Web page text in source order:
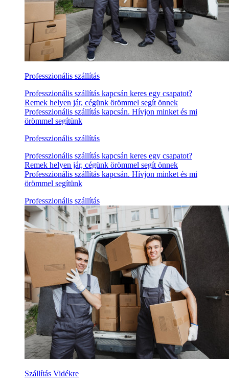
Professzionális szállítás
Professzionális szállítás kapcsán keres egy csapatot?
Remek helyen jár, cégünk örömmel segít önnek
Professzionális szállítás kapcsán. Hívjon minket és mi
örömmel segítünk
Professzionális szállítás
Professzionális szállítás kapcsán keres egy csapatot?
Remek helyen jár, cégünk örömmel segít önnek
Professzionális szállítás kapcsán. Hívjon minket és mi
örömmel segítünk
Professzionális szállítás
Szállítás Vidékre